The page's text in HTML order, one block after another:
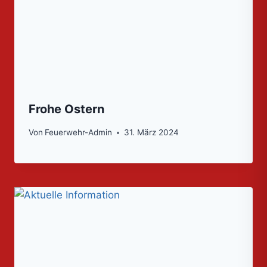
Frohe Ostern
Von Feuerwehr-Admin 31. März 2024